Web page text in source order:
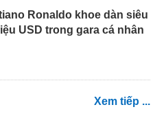
Ronaldo khoe dàn siêu
USD trong gara cá nhân
Xem tiếp ...